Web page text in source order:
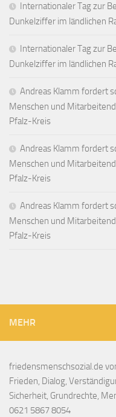
Internationaler Tag zur
Dunkelziffer im ländlichen
Internationaler Tag zur
Dunkelziffer im ländlichen
Andreas Klamm fordert
Menschen und
Pfalz-Kreis
Andreas Klamm fordert
Menschen und
Pfalz-Kreis
Andreas Klamm fordert
Menschen und
Pfalz-Kreis
MEHR
friedensmenschsozial.de
Frieden, Dialog,
Sicherheit, Grundrechte,
0621 5867 8054